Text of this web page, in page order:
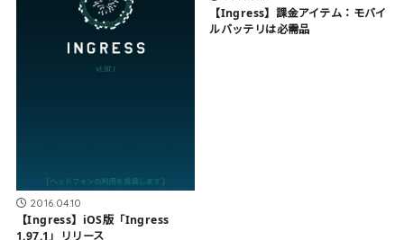
2016.04.10
【Ingress】iOS版「Ingress
1.97.1」リリース
【Ingress】課金アイテム：モバイ
ルバッテリは必需品